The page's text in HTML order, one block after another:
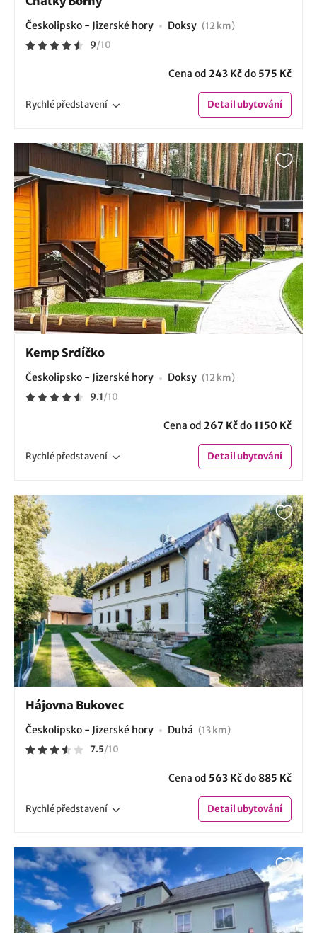
Českolipsko - Jizerské hory Doksy (12 km)
9/10
Cena od 243 Kčdo 575 Kč
Rychlépředstavení Detailubytování
Kemp Srdíčko
Českolipsko - Jizerské hory Doksy (12 km)
9.1/10
Cena od 267 Kčdo1150 Kč
Rychlépředstavení Detailubytování
Hájovna Bukovec
Českolipsko - Jizerské hory Dubá (13 km)
7.5/10
Cena od 563 Kčdo 885 Kč
Rychlépředstavení Detailubytování